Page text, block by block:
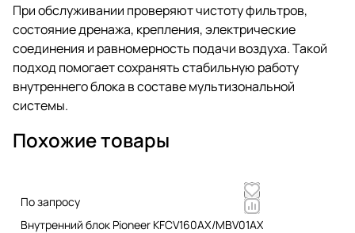
При обслуживании проверяют чистоту фильтров,
состояние дренажа, крепления, электрические
соединения и равномерность подачи воздуха. Такой
подход помогает сохранять стабильную работу
внутреннего блока в составе мультизональной
системы.
Похожие товары
По запросу
Внутренний блок Pioneer KFCV160AX/MBV01AX